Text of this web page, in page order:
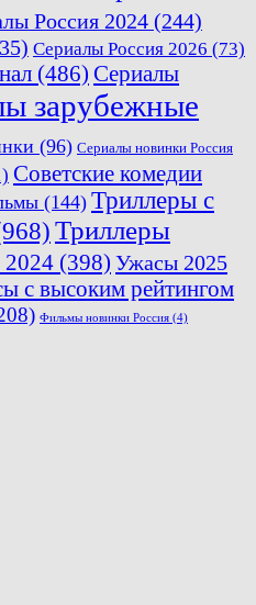
Россия 2024 (244)
Сериалы Россия 2026 (73)
(486) Сериалы
зарубежные
(96) Сериалы новинки Россия
Советские комедии
(144) Триллеры с
Триллеры
(398) Ужасы 2025
с высоким рейтингом
Фильмы новинки Россия (4)